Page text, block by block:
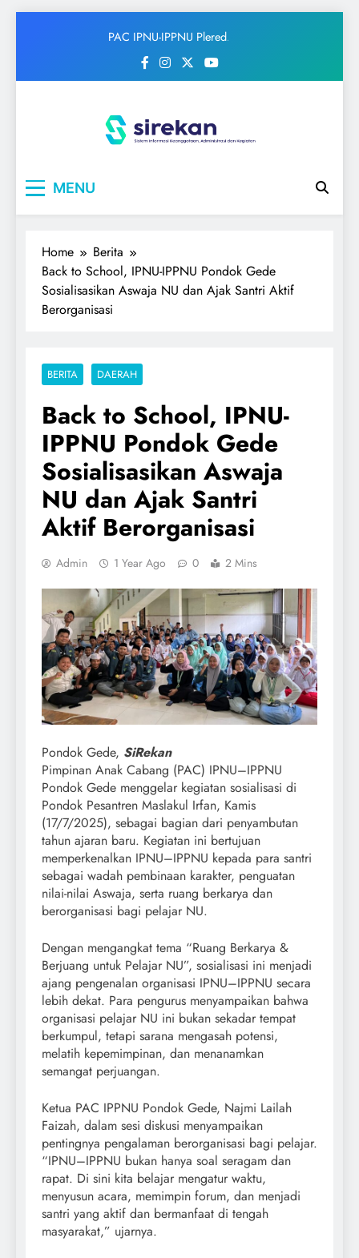
PAC IPNU-IPPNU Plered
Bersama Sambut Maulid
MENU
Home
Berita
Back to School, IPNU-IPPNU Pondok Gede
Sosialisasikan Aswaja NU dan Ajak Santri Aktif
Berorganisasi
BERITA DAERAH
Back to School, IPNU-
IPPNU Pondok Gede
Sosialisasikan Aswaja
NU dan Ajak Santri
Aktif Berorganisasi
Admin 1 Year Ago 0 2 Mins
Pondok Gede, SiRekan
Pimpinan Anak Cabang (PAC) IPNU–IPPNU
Pondok Gede menggelar kegiatan sosialisasi di
Pondok Pesantren Maslakul Irfan, Kamis
(17/7/2025), sebagai bagian dari penyambutan
tahun ajaran baru. Kegiatan ini bertujuan
memperkenalkan IPNU–IPPNU kepada para santri
sebagai wadah pembinaan karakter, penguatan
nilai-nilai Aswaja, serta ruang berkarya dan
berorganisasi bagi pelajar NU.
Dengan mengangkat tema “Ruang Berkarya &
Berjuang untuk Pelajar NU”, sosialisasi ini menjadi
ajang pengenalan organisasi IPNU–IPPNU secara
lebih dekat. Para pengurus menyampaikan bahwa
organisasi pelajar NU ini bukan sekadar tempat
berkumpul, tetapi sarana mengasah potensi,
melatih kepemimpinan, dan menanamkan
semangat perjuangan.
Ketua PAC IPPNU Pondok Gede, Najmi Lailah
Faizah, dalam sesi diskusi menyampaikan
pentingnya pengalaman berorganisasi bagi pelajar.
“IPNU–IPPNU bukan hanya soal seragam dan
rapat. Di sini kita belajar mengatur waktu,
menyusun acara, memimpin forum, dan menjadi
santri yang aktif dan bermanfaat di tengah
masyarakat,” ujarnya.